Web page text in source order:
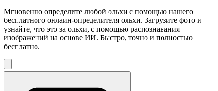
Мгновенно определите любой ольхи с помощью нашего
бесплатного онлайн-определителя ольхи. Загрузите фото и
узнайте, что это за ольхи, с помощью распознавания
изображений на основе ИИ. Быстро, точно и полностью
бесплатно.